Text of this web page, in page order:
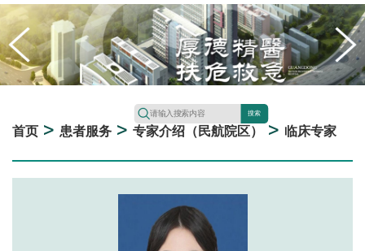
搜索
首页 > 患者服务 > 专家介绍（民航院区） > 临床专家